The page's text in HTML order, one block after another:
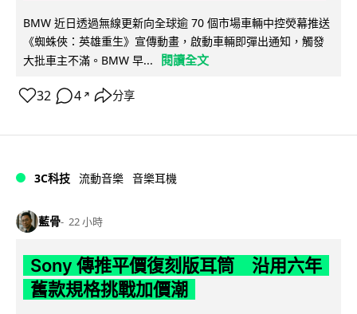
BMW 近日透過無線更新向全球逾 70 個市場車輛中控熒幕推送
《蜘蛛俠：英雄重生》宣傳動畫，啟動車輛即彈出通知，觸發
大批車主不滿。BMW 早...
閱讀全文
32 4 ↗ 分享
3C科技 流動音樂 音樂耳機
藍骨 22 小時
Sony 傳推平價復刻版耳筒 沿用六年
舊款規格挑戰加價潮